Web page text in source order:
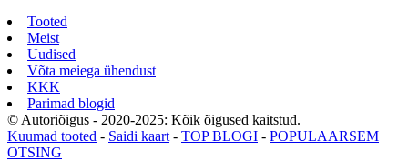
Tooted
Meist
Uudised
Võta meiega ühendust
KKK
Parimad blogid
© Autoriõigus - 2020-2025: Kõik õigused kaitstud.
Kuumad tooted - Saidi kaart - TOP BLOGI - POPULAARSEM
OTSING